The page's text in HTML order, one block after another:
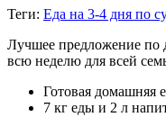
Теги: Еда на 3-4 дня по
Лучшее предложение по
всю неделю для всей
Готовая домашняя
7 кг еды и 2 л